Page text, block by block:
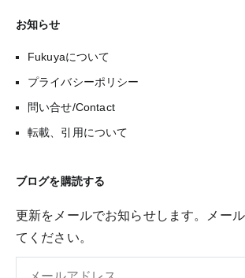
お知らせ
Fukuyaについて
プライバシーポリシー
問い合せ/Contact
転載、引用について
ブログを購読する
更新をメールでお知らせします。メー
てください。